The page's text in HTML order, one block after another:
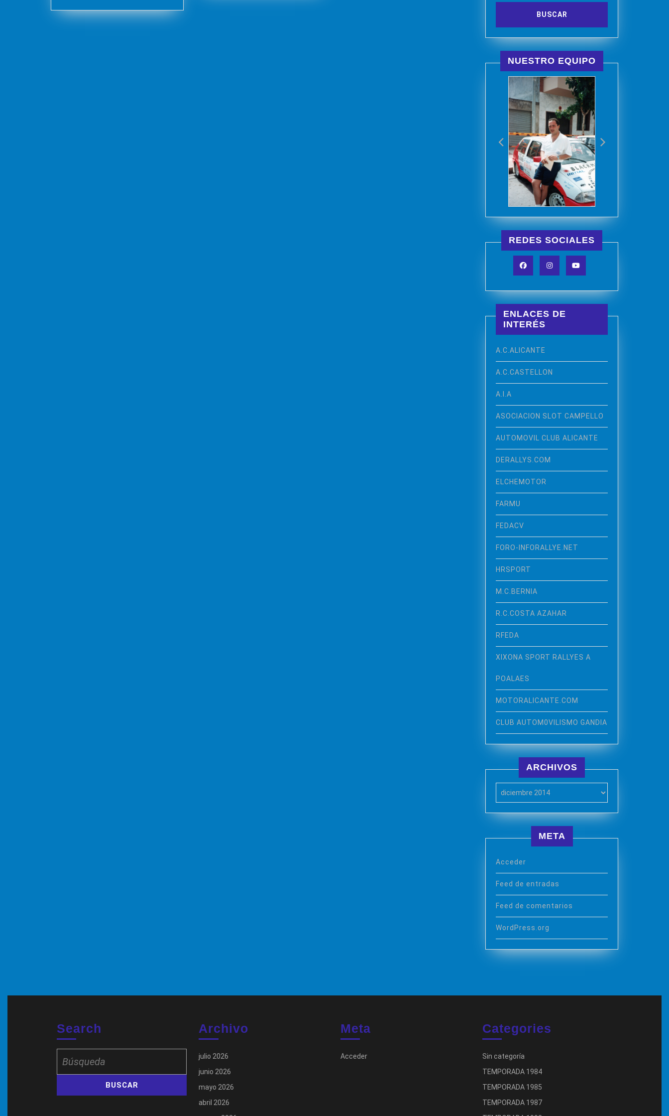
NUESTRO EQUIPO
REDES SOCIALES
Facebook
ENLACES DE
INTERÉS
A.C.ALICANTE
A.C.CASTELLON
A.I.A
ASOCIACION SLOT CAMPELLO
AUTOMOVIL CLUB ALICANTE
DERALLYS.COM
ELCHEMOTOR
FARMU
FEDACV
FORO-INFORALLYE.NET
HRSPORT
M.C.BERNIA
R.C.COSTA AZAHAR
RFEDA
XIXONA SPORT RALLYES A
POALAES
MOTORALICANTE.COM
CLUB AUTOM0VILISMO GANDIA
ARCHIVOS
META
Acceder
Feed de entradas
Feed de comentarios
WordPress.org
Search Archivo
julio 2026
junio 2026
mayo 2026
abril 2026
Meta
Acceder
Categories
Sin categoría
TEMPORADA 1984
TEMPORADA 1985
TEMPORADA 1987